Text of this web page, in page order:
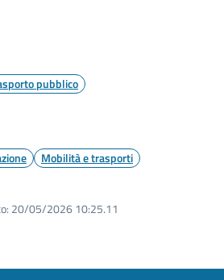
pubblico
Mobilità e trasporti
20/05/2026 10:25.11